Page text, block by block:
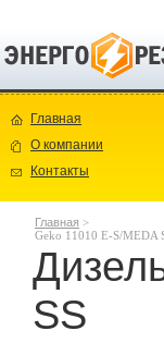
Главная
О компании
Контакты
Главная >
Geko 11010 E-S/MEDA
SS